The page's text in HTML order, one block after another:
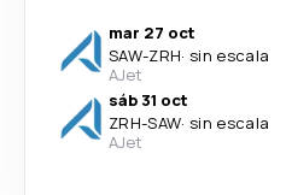
mar 27 oct
SAW-ZRH· sin escala
AJet
sáb 31 oct
ZRH-SAW· sin escala
AJet